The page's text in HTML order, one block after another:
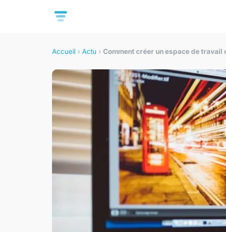
Accueil › Actu › Comment créer un espace de